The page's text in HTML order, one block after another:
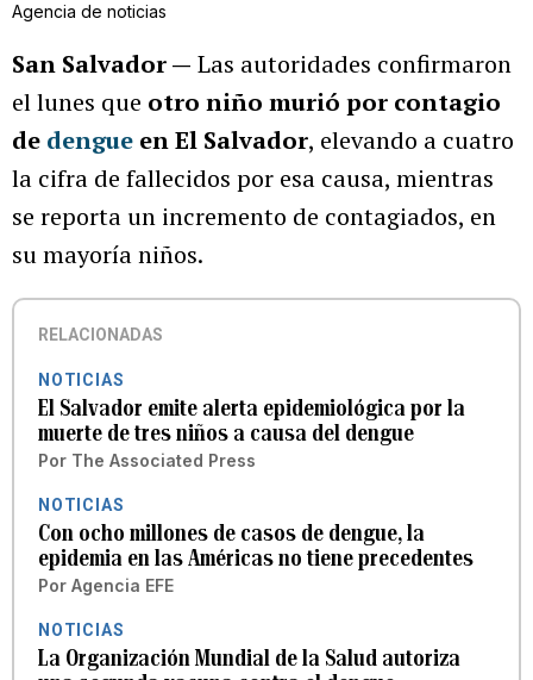
Agencia de noticias
San Salvador — Las autoridades confirmaron
el lunes que otro niño murió por contagio
de dengue en El Salvador, elevando a cuatro
la cifra de fallecidos por esa causa, mientras
se reporta un incremento de contagiados, en
su mayoría niños.
RELACIONADAS
NOTICIAS
El Salvador emite alerta epidemiológica por la
muerte de tres niños a causa del dengue
Por The Associated Press
NOTICIAS
Con ocho millones de casos de dengue, la
epidemia en las Américas no tiene precedentes
Por Agencia EFE
NOTICIAS
La Organización Mundial de la Salud autoriza